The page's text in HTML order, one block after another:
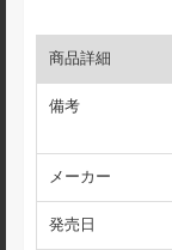
商品詳細
備考
メーカー
発売日